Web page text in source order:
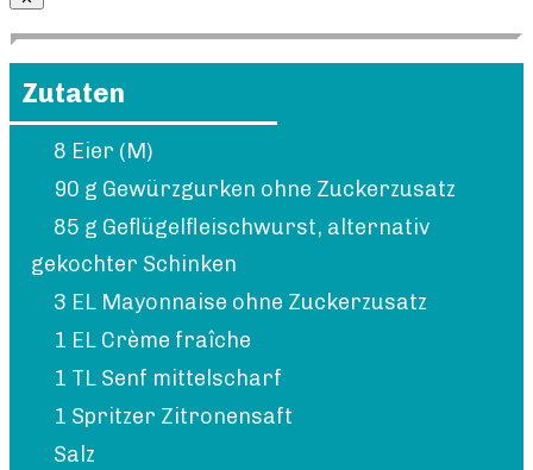
Zutaten
8 Eier (M)
90 g Gewürzgurken ohne Zuckerzusatz
85 g Geflügelfleischwurst, alternativ
gekochter Schinken
3 EL Mayonnaise ohne Zuckerzusatz
1 EL Crème fraîche
1 TL Senf mittelscharf
1 Spritzer Zitronensaft
Salz